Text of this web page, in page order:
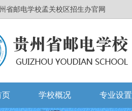
省邮电学校孟关校区招生办官网
页 学校概况 专业设置